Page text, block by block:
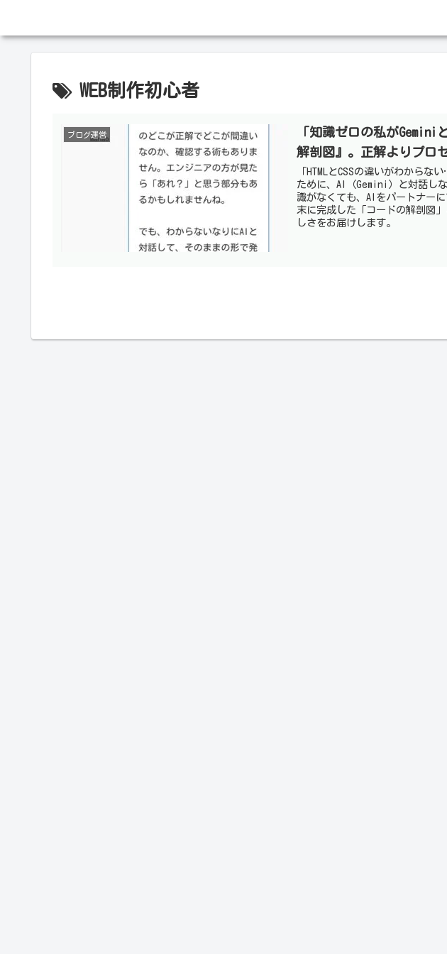
WEB制作初心者
ブログ運営
「知識ゼロの私がGemini
解剖図』。正解よりプロ
「HTMLとCSSの違いがわから
ために、AI（Gemini）と対話し
識がなくても、AIをパートナー
末に完成した「コードの解剖図
しさをお届けします。